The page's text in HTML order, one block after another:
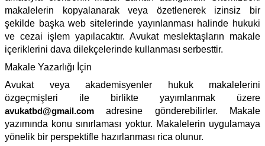
makalelerin kopyalanarak veya özetlenerek izinsiz bir
şekilde başka web sitelerinde yayınlanması halinde hukuki
ve cezai işlem yapılacaktır. Avukat meslektaşların makale
içeriklerini dava dilekçelerinde kullanması serbesttir.
Makale Yazarlığı İçin
Avukat veya akademisyenler hukuk makalelerini
özgeçmişleri ile birlikte yayımlanmak üzere
avukatbd@gmail.com adresine gönderebilirler. Makale
yazımında konu sınırlaması yoktur. Makalelerin uygulamaya
yönelik bir perspektifle hazırlanması rica olunur.